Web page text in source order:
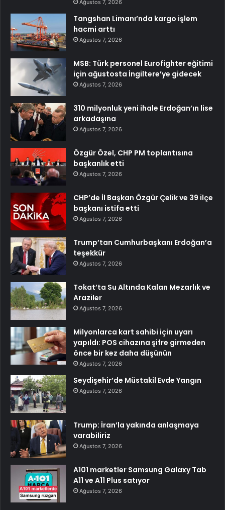
Ağustos 7, 2026
Tangshan Limanı’nda kargo işlem
hacmi arttı
Ağustos 7, 2026
MSB: Türk personel Eurofighter eğitimi
için ağustosta İngiltere’ye gidecek
Ağustos 7, 2026
310 milyonluk yeni ihale Erdoğan’ın lise
arkadaşına
Ağustos 7, 2026
Özgür Özel, CHP PM toplantısına
başkanlık etti
Ağustos 7, 2026
CHP’de İl Başkan Özgür Çelik ve 39 ilçe
başkanı istifa etti
Ağustos 7, 2026
Trump’tan Cumhurbaşkanı Erdoğan’a
teşekkür
Ağustos 7, 2026
Tokat’ta Su Altında Kalan Mezarlık ve
Araziler
Ağustos 7, 2026
Milyonlarca kart sahibi için uyarı
yapıldı: POS cihazına şifre girmeden
önce bir kez daha düşünün
Ağustos 7, 2026
Seydişehir’de Müstakil Evde Yangın
Ağustos 7, 2026
Trump: İran’la yakında anlaşmaya
varabiliriz
Ağustos 7, 2026
A101 marketler Samsung Galaxy Tab
A11 ve A11 Plus satıyor
Ağustos 7, 2026